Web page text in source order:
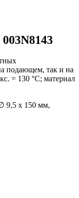
подающем, так и на
= 130 °С; материал
9,5 х 150 мм,